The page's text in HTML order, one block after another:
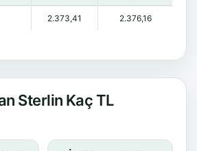
2.373,41 2.376,16
Sterlin Kaç TL